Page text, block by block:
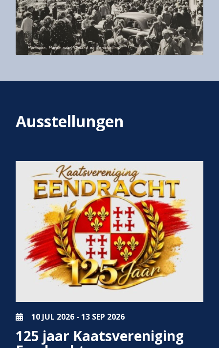
Ausstellungen
10 JUL 2026 - 13 SEP 2026
125 jaar Kaatsvereniging